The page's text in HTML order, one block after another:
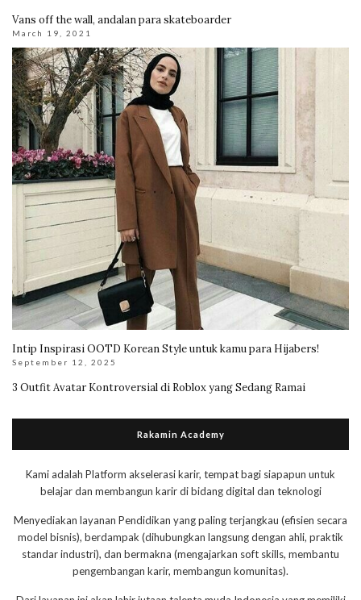
Vans off the wall, andalan para skateboarder
March 19, 2021
Intip Inspirasi OOTD Korean Style untuk kamu para Hijabers!
September 12, 2025
3 Outfit Avatar Kontroversial di Roblox yang Sedang Ramai
Rakamin Academy
Kami adalah Platform akselerasi karir, tempat bagi siapapun untuk
belajar dan membangun karir di bidang digital dan teknologi
Menyediakan layanan Pendidikan yang paling terjangkau (efisien secara
model bisnis), berdampak (dihubungkan langsung dengan ahli, praktik
standar industri), dan bermakna (mengajarkan soft skills, membantu
pengembangan karir, membangun komunitas).